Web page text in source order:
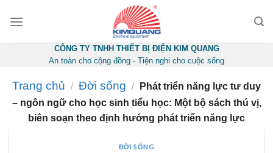
CÔNG TY TNHH THIẾT BỊ ĐIỆN KIM QUANG
An toàn cho cộng đồng - Tiện nghi cho cuộc sống
Trang chủ / Đời sống /
Phát triển năng lực tư duy
– ngôn ngữ cho học sinh tiểu học: Một bộ sách thú vị,
biên soạn theo định hướng phát triển năng lực
ĐỜI SỐNG